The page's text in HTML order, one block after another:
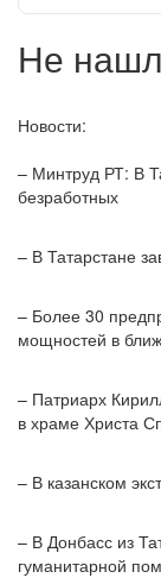
Не
Новости:
– Минтруд РТ: В
безработных
– В Татарстане
– Более 30
мощностей в
– Патриарх
в храме Христа
– В казанском
– В Донбасс из
гуманитарной